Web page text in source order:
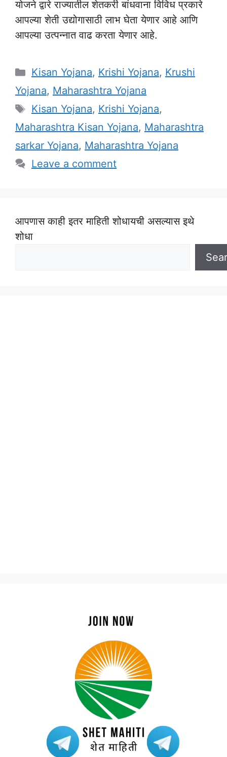
योजने द्वारे राज्यातील शेतकरी बांधवाना विविध प्रकारे
आपल्या शेती उद्योगासाठी लाभ घेता येणार आहे आणि
आपल्या उत्पन्नात वाढ करता येणार आहे.
Categories
Kisan Yojana, Krishi Yojana, Krushi
Yojana, Maharashtra Yojana
Tags
Kisan Yojana, Krishi Yojana,
Maharashtra Kisan Yojana, Maharashtra
sarkar Yojana, Maharashtra Yojana
Leave a comment
आपणास काही इतर माहिती शोधायची असल्यास इथे
शोधा